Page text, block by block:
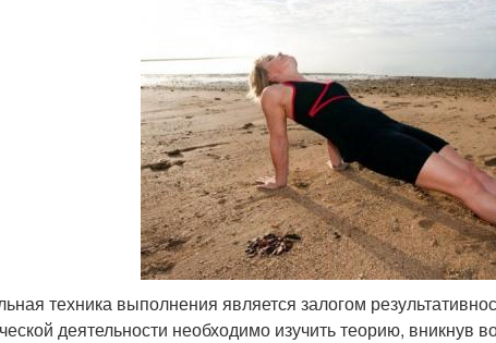
техника выполнения является залогом
деятельности необходимо изучить теорию, вникнув